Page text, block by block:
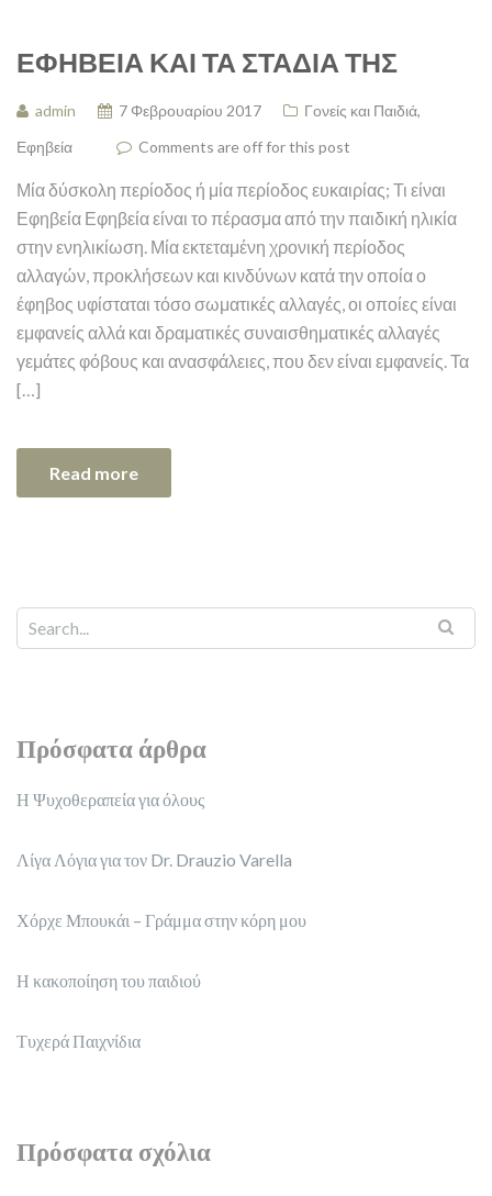
ΕΦΗΒΕΊΑ ΚΑΙ ΤΑ ΣΤΆΔΙΆ ΤΗΣ
admin 7 Φεβρουαρίου 2017 Γονείς και Παιδιά,
Εφηβεία
Comments are off for this post
Μία δύσκολη περίοδος ή μία περίοδος ευκαιρίας; Τι είναι
Εφηβεία Εφηβεία είναι το πέρασμα από την παιδική ηλικία
στην ενηλικίωση. Μία εκτεταμένη χρονική περίοδος
αλλαγών, προκλήσεων και κινδύνων κατά την οποία ο
έφηβος υφίσταται τόσο σωματικές αλλαγές, οι οποίες είναι
εμφανείς αλλά και δραματικές συναισθηματικές αλλαγές
γεμάτες φόβους και ανασφάλειες, που δεν είναι εμφανείς. Τα
[…]
Read more
Πρόσφατα άρθρα
Η Ψυχοθεραπεία για όλους
Λίγα Λόγια για τον Dr. Drauzio Varella
Χόρχε Μπουκάι – Γράμμα στην κόρη μου
Η κακοποίηση του παιδιού
Τυχερά Παιχνίδια
Πρόσφατα σχόλια